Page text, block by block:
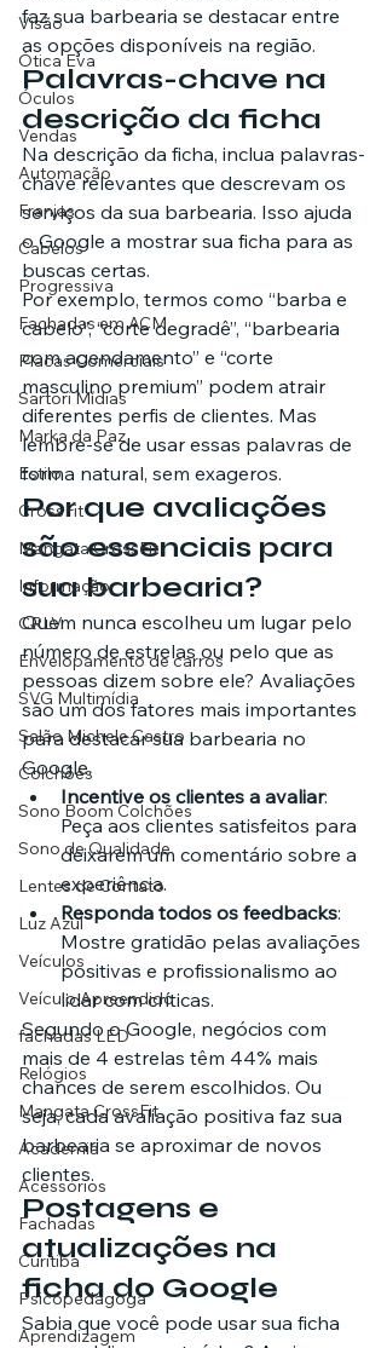
Visão
Ótica Eva
Óculos
Vendas
Automação
Franjas
Cabelos
Progressiva
Fachadas em ACM
Placas Comerciais
Sartori Mídias
Marka da Paz
Estilo
CrossFit
Mangata CrossFit
Informação
CRLV
Envelopamento de carros
SVG Multimídia
Salão Michele Castro
Colchões
Sono Boom Colchões
Sono de Qualidade
Lentes de Contato
Luz Azul
Veículos
Veículo Apreendido
fachadas LED
Relógios
Mangata CrossFit
Academia
Acessórios
Fachadas
Curitiba
Psicopedagoga
Aprendizagem
faz sua barbearia se destacar entre
as opções disponíveis na região.
Palavras-chave na
descrição da ficha
Na descrição da ficha, inclua palavras-
chave relevantes que descrevam os
serviços da sua barbearia. Isso ajuda
o Google a mostrar sua ficha para as
buscas certas.
Por exemplo, termos como “barba e
cabelo”, “corte degradê”, “barbearia
com agendamento” e “corte
masculino premium” podem atrair
diferentes perfis de clientes. Mas
lembre-se de usar essas palavras de
forma natural, sem exageros.
Por que avaliações
são essenciais para
sua barbearia?
Quem nunca escolheu um lugar pelo
número de estrelas ou pelo que as
pessoas dizem sobre ele? Avaliações
são um dos fatores mais importantes
para destacar sua barbearia no
Google.
Incentive os clientes a avaliar:
Peça aos clientes satisfeitos para
deixarem um comentário sobre a
experiência.
Responda todos os feedbacks:
Mostre gratidão pelas avaliações
positivas e profissionalismo ao
lidar com críticas.
Segundo o Google, negócios com
mais de 4 estrelas têm 44% mais
chances de serem escolhidos. Ou
seja, cada avaliação positiva faz sua
barbearia se aproximar de novos
clientes.
Postagens e
atualizações na
ficha do Google
Sabia que você pode usar sua ficha